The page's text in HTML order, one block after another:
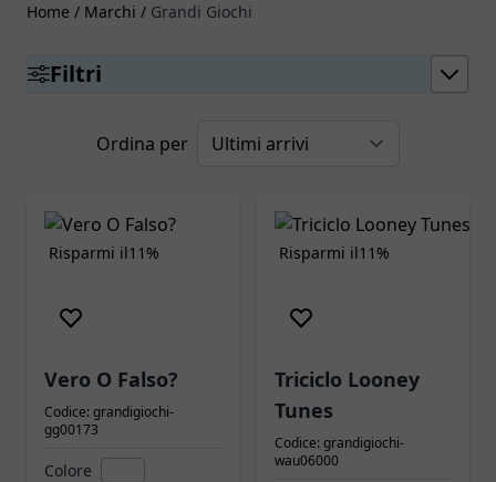
Home / Marchi / Grandi Giochi
Filtri
Ordina per
Risparmi il11%
Vero O Falso?
Codice: grandigiochi-
gg00173
Colore
Risparmi il11%
Triciclo Looney
Tunes
Codice: grandigiochi-
wau06000